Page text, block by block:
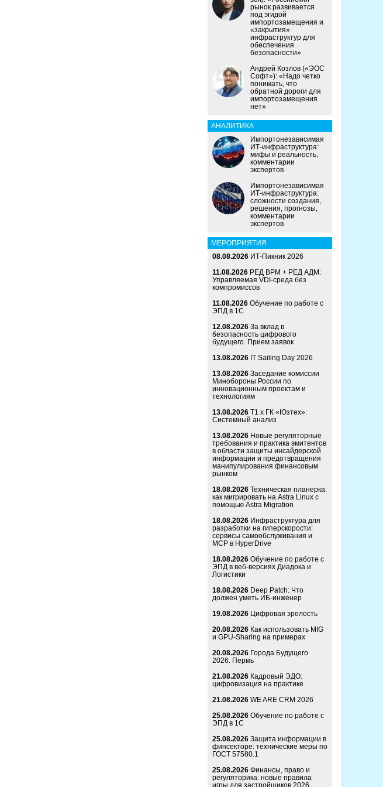
рынок развивается
под эгидой
импортозамещения и
«закрытия»
инфраструктур для
обеспечения
безопасности»
Андрей Козлов («ЭОС
Софт»): «Надо четко
понимать, что
обратной дороги для
импортозамещения
нет»
АНАЛИТИКА
Импортонезависимая
ИТ-инфраструктура:
мифы и реальность,
комментарии
экспертов
Импортонезависимая
ИТ-инфраструктура:
сложности создания,
решения, прогнозы,
комментарии
экспертов
МЕРОПРИЯТИЯ
08.08.2026 ИТ-Пикник 2026
11.08.2026 РЕД ВРМ + РЕД АДМ:
Управляемая VDI-среда без
компромиссов
11.08.2026 Обучение по работе с
ЭПД в 1С
12.08.2026 За вклад в
безопасность цифрового
будущего. Прием заявок
13.08.2026 IT Sailing Day 2026
13.08.2026 Заседание комиссии
Минобороны России по
инновационным проектам и
технологиям
13.08.2026 Т1 x ГК «Юзтех»:
Системный анализ
13.08.2026 Новые регуляторные
требования и практика эмитентов
в области защиты инсайдерской
информации и предотвращения
манипулирования финансовым
рынком
18.08.2026 Техническая планерка:
как мигрировать на Astra Linux с
помощью Astra Migration
18.08.2026 Инфраструктура для
разработки на гиперскорости:
сервисы самообслуживания и
MCP в HyperDrive
18.08.2026 Обучение по работе с
ЭПД в веб-версиях Диадока и
Логистики
18.08.2026 Deep Patch: Что
должен уметь ИБ-инженер
19.08.2026 Цифровая зрелость
20.08.2026 Как использовать MIG
и GPU-Sharing на примерах
20.08.2026 Города Будущего
2026. Пермь
21.08.2026 Кадровый ЭДО:
цифровизация на практике
21.08.2026 WE ARE CRM 2026
25.08.2026 Обучение по работе с
ЭПД в 1С
25.08.2026 Защита информации в
финсекторе: технические меры по
ГОСТ 57580.1
25.08.2026 Финансы, право и
регуляторика: новые правила